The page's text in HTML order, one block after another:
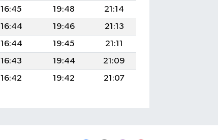
16:45 19:48
21:14
16:44 19:46
21:13
16:44 19:45
21:11
16:43 19:44
21:09
16:42 19:42 21:07